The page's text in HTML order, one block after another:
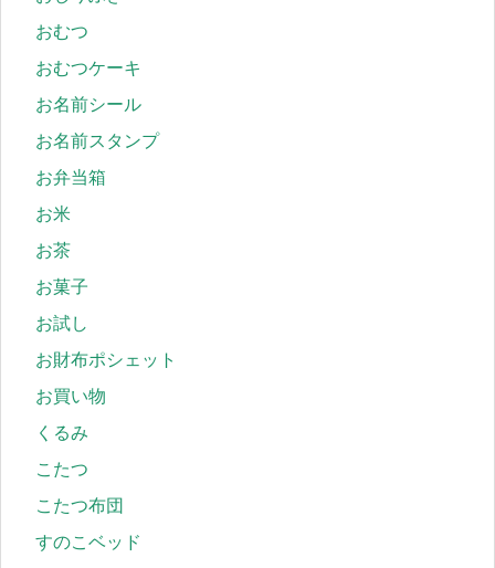
おむつ
おむつケーキ
お名前シール
お名前スタンプ
お弁当箱
お米
お茶
お菓子
お試し
お財布ポシェット
お買い物
くるみ
こたつ
こたつ布団
すのこベッド